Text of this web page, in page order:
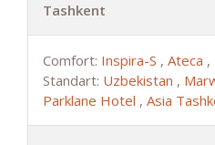
Tashkent
Comfort: Inspira-S , Ateca ,
Standart: Uzbekistan ,
Parklane Hotel , Asia